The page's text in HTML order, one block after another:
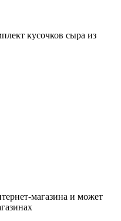
кусочков сыра из
магазина и может